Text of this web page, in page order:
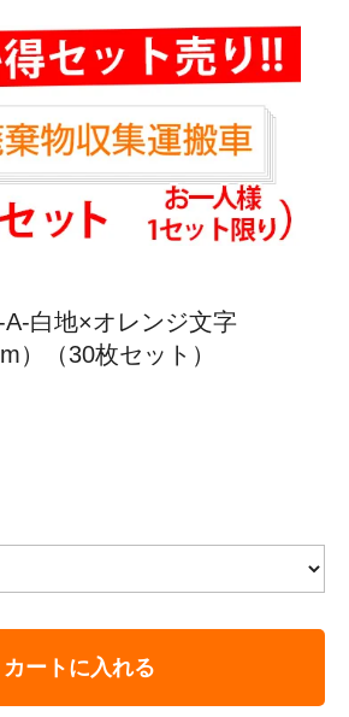
白地×オレンジ文字
）（30枚セット）
カートに入れる